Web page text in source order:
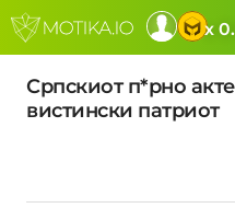
x
Српскиот п*рно
вистински патриот